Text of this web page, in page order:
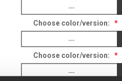
---
Choose color/version: *
---
Choose color/version: *
---